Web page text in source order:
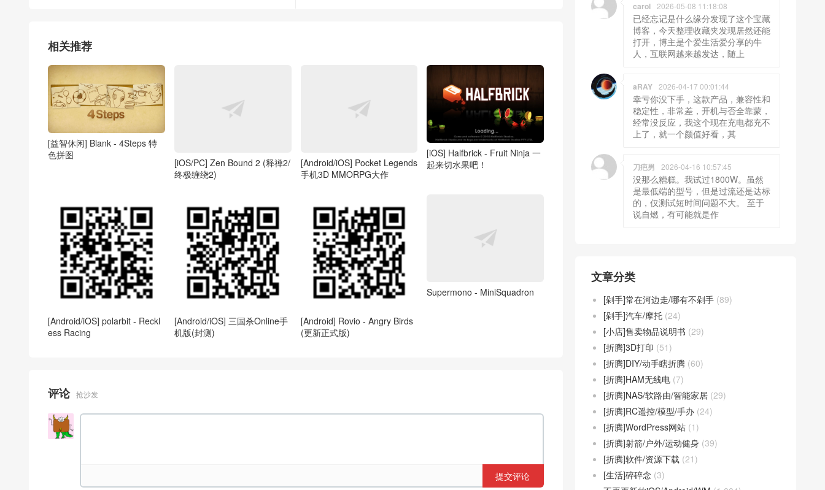
相关推荐
[益智休闲] Blank - 4Steps 特
色拼图
[iOS/PC] Zen Bound 2 (释禅2/
终极缠绕2)
[Android/iOS] Pocket Legends
手机3D MMORPG大作
[iOS] Halfbrick - Fruit Ninja 一
起来切水果吧！
[Android/iOS] polarbit - Reckl
ess Racing
[Android/iOS] 三国杀Online手
机版(封测)
[Android] Rovio - Angry Birds
(更新正式版)
Supermono - MiniSquadron
评论 抢沙发
提交评论
carol 2026-05-08 11:18:08
已经忘记是什么缘分发现了这个宝藏
博客，今天整理收藏夹发现居然还能
打开，博主是个爱生活爱分享的牛
人，互联网越来越发达，随上
aRAY 2026-04-17 00:01:44
幸亏你没下手，这款产品，兼容性和
稳定性，非常差，开机与否全靠蒙，
经常没反应，我这个现在充电都充不
上了，就一个颜值好看，其
刀疤男 2026-04-16 10:57:45
没那么糟糕。我试过1800W。虽然
是最低端的型号，但是过流还是达标
的，仅测试短时间问题不大。 至于
说自燃，有可能就是作
文章分类
[剁手]常在河边走/哪有不剁手 (89)
[剁手]汽车/摩托 (24)
[小店]售卖物品说明书 (29)
[折腾]3D打印 (51)
[折腾]DIY/动手瞎折腾 (60)
[折腾]HAM无线电 (7)
[折腾]NAS/软路由/智能家居 (29)
[折腾]RC遥控/模型/手办 (24)
[折腾]WordPress网站 (1)
[折腾]射箭/户外/运动健身 (39)
[折腾]软件/资源下载 (21)
[生活]碎碎念 (3)